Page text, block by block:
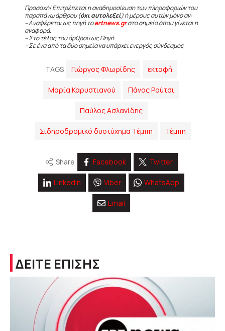
Προσοχή! Επιτρέπεται η αναδημοσίευση των πληροφοριών του
παραπάνω άρθρου (όχι αυτολεξεί) ή μέρους αυτών μόνο αν:
– Αναφέρεται ως πηγή τοertnews.grστο σημείο όπου γίνεται η
αναφορά.
– Στο τέλος του άρθρου ως Πηγή
– Σε ένα από τα δύο σημεία να υπάρχει ενεργός σύνδεσμος
TAGS Γιώργος Φλωρίδης εκταφή
Μαρία Καρυστιανού Πάνος Ρούτσι
Παύλος Ασλανίδης
Σιδηροδρομικό δυστύχημα Τέμπη Τέμπη
Share Facebook Twitter
Linkedin Viber WhatsApp
Email
ΔΕΙΤΕ ΕΠΙΣΗΣ